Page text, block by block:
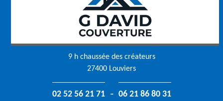
9 h chaussée des créateurs
27400 Louviers
02 52 56 21 71 - 06 21 86 80 31